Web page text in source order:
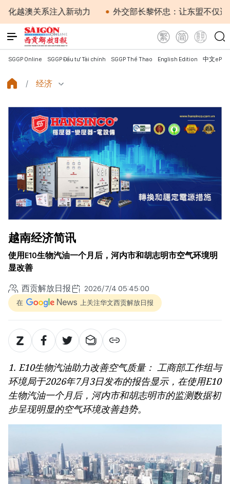
关系注入新动力 外交部长黎怀忠：让东盟不仅适应时
SGGP Online SGGP Đầu tư Tài chính SGGP Thể Thao English Edition 中文
经济
越南经济简讯
使用E10生物汽油一个月后，河内市和胡志明市空气环境明
显改善
西贡解放日报 2026/7/4 05:45:00
在 上关注华文西贡解放日报
1. E10生物汽油助力改善空气质量： 工商部工作组与
环境局于2026年7月3日发布的报告显示，在使用E10
生物汽油一个月后，河内市和胡志明市的监测数据初
步呈现明显的空气环境改善趋势。